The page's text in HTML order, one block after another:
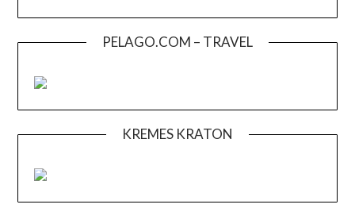
PELAGO.COM – TRAVEL
KREMES KRATON